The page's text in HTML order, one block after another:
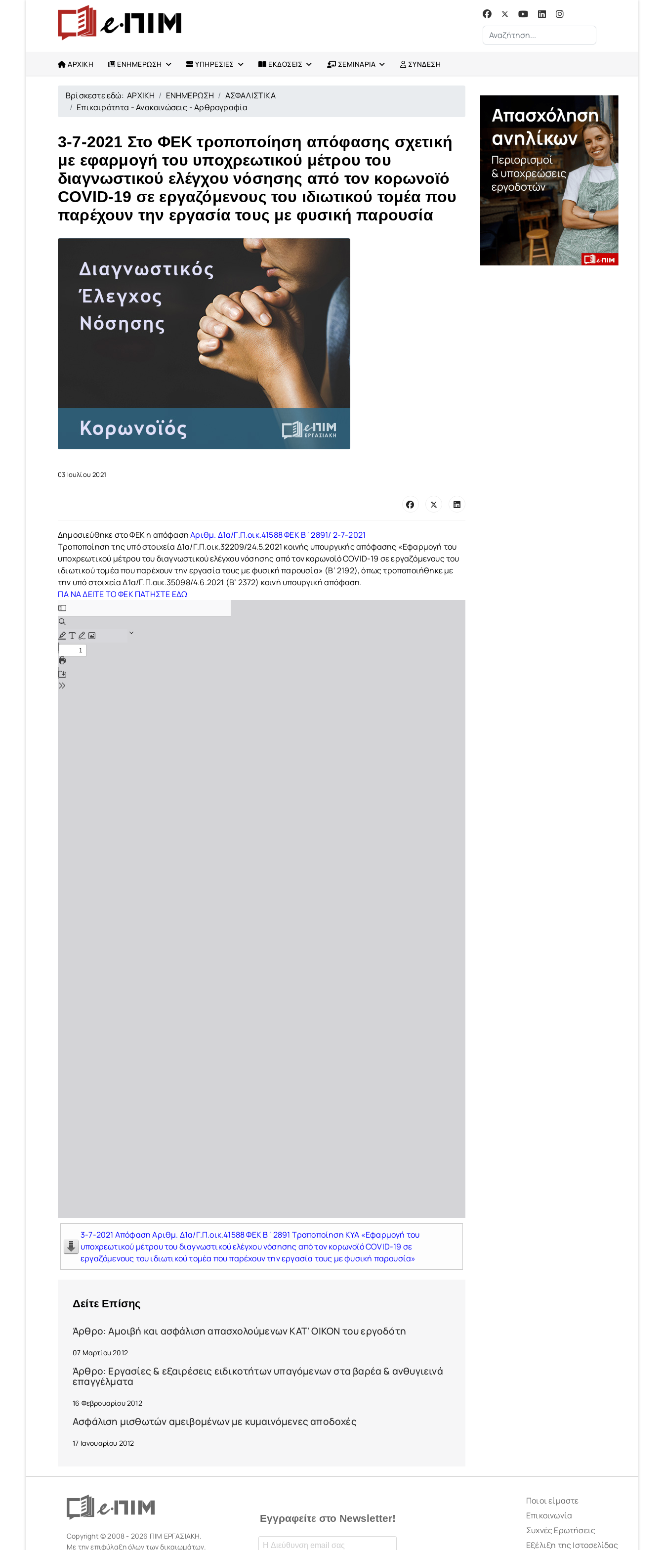
Αναζήτηση...
ΑΡΧΙΚΗ ΕΝΗΜΕΡΩΣΗ ΥΠΗΡΕΣΙΕΣ ΕΚΔΟΣΕΙΣ ΣΕΜΙΝΑΡΙΑ ΣΥΝΔΕΣΗ
Βρίσκεστε εδώ:ΑΡΧΙΚΗ ΕΝΗΜΕΡΩΣΗ
ΑΣΦΑΛΙΣΤΙΚΑ
Επικαιρότητα - Ανακοινώσεις - Αρθρογραφία
3-7-2021 Στο ΦΕΚ τροποποίηση απόφασης σχετική
με εφαρμογή του υποχρεωτικού μέτρου του
διαγνωστικού ελέγχου νόσησης από τον κορωνοϊό
COVID-19 σε εργαζόμενους του ιδιωτικού τομέα που
παρέχουν την εργασία τους με φυσική παρουσία
03 Ιουλίου 2021
Δημοσιεύθηκε στο ΦΕΚ η απόφασηΑριθμ. Δ1α/Γ.Π.οικ.41588 ΦΕΚ Β΄2891/ 2-7-2021
Τροποποίηση της υπό στοιχεία Δ1α/Γ.Π.οικ.32209/24.5.2021 κοινής υπουργικής απόφασης «Εφαρμογή του
υποχρεωτικού μέτρου του διαγνωστικού ελέγχου νόσησης από τον κορωνοϊό COVID-19 σε εργαζόμενους του
ιδιωτικού τομέα που παρέχουν την εργασία τους με φυσική παρουσία» (Β’ 2192), όπως τροποποιήθηκε με
την υπό στοιχεία Δ1α/Γ.Π.οικ.35098/4.6.2021 (Β’ 2372) κοινή υπουργική απόφαση.
ΓΙΑ ΝΑ ΔΕΙΤΕ ΤΟ ΦΕΚ ΠΑΤΗΣΤΕ ΕΔΩ
3-7-2021 Απόφαση Αριθμ. Δ1α/Γ.Π.οικ.41588 ΦΕΚ Β΄2891 Τροποποίηση ΚΥΑ «Εφαρμογή του
υποχρεωτικού μέτρου του διαγνωστικού ελέγχου νόσησης από τον κορωνοϊό COVID-19 σε
εργαζόμενους του ιδιωτικού τομέα που παρέχουν την εργασία τους με φυσική παρουσία»
Δείτε Επίσης
Άρθρο: Αμοιβή και ασφάλιση απασχολούμενων ΚΑΤ' ΟΙΚΟΝ του εργοδότη
07 Μαρτίου 2012
Άρθρο: Εργασίες & εξαιρέσεις ειδικοτήτων υπαγόμενων στα βαρέα & ανθυγιεινά
επαγγέλματα
16 Φεβρουαρίου 2012
Ασφάλιση μισθωτών αμειβομένων με κυμαινόμενες αποδοχές
17 Ιανουαρίου 2012
Copyright © 2008 - 2026 ΠΙΜ ΕΡΓΑΣΙΑΚΗ.
Με την επιφύλαξη όλων των δικαιωμάτων.
Εγγραφείτε στο Newsletter!
Ποιοι είμαστε
Επικοινωνία
Συχνές Ερωτήσεις
Εξέλιξη της Ιστοσελίδας